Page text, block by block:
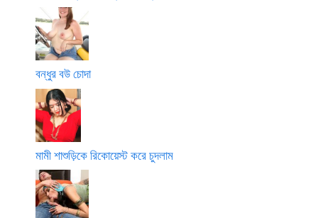
বন্ধুর বউ চোদা
মামী শাশুড়িকে রিকোয়েস্ট করে চুদলাম